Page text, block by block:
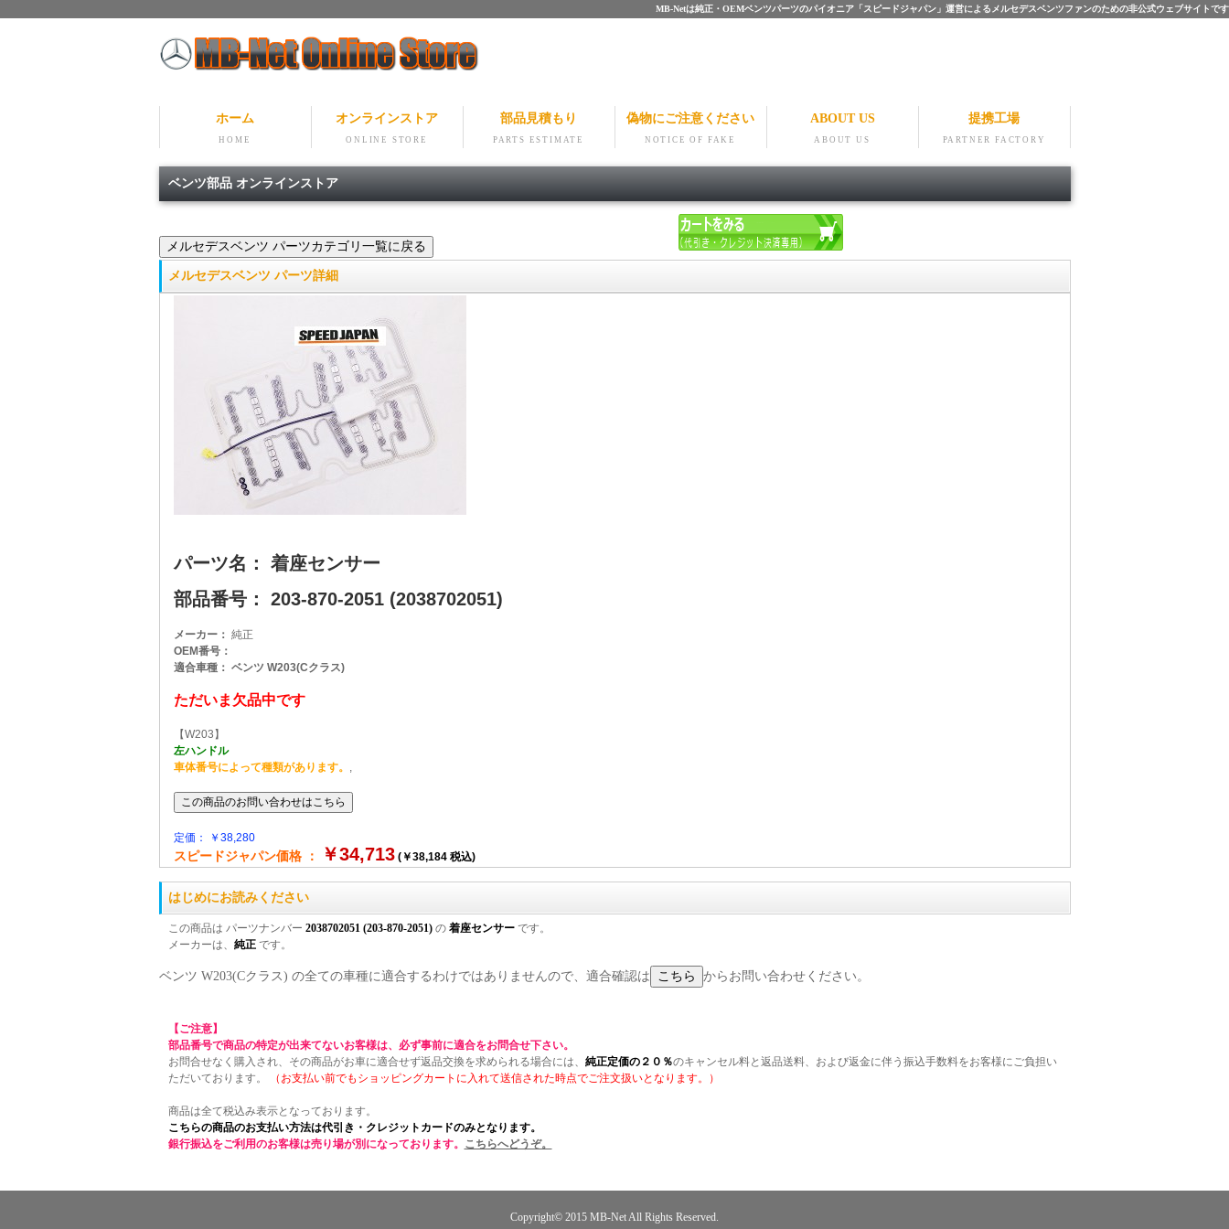
MB-Netは純正・OEMベンツパーツのパイオニア「スピードジャパン」運営によるメルセデスベンツファンのための非公式ウェブサイトです
ホーム
HOME
オンラインストア
ONLINE STORE
部品見積もり
PARTS ESTIMATE
偽物にご注意ください
NOTICE OF FAKE
ABOUT US
ABOUT US
提携工場
PARTNER FACTORY
ベンツ部品 オンラインストア
メルセデスベンツ パーツ詳細
パーツ名： 着座センサー
部品番号： 203-870-2051 (2038702051)
メーカー： 純正
OEM番号：
適合車種： ベンツ W203(Cクラス)
ただいま欠品中です
【W203】
左ハンドル
車体番号によって種類があります。 ,
定価： ￥38,280
スピードジャパン価格 ： ￥34,713(￥38,184 税込)
はじめにお読みください
この商品は パーツナンバー 2038702051 (203-870-2051)の 着座センサーです。
メーカーは、 純正です。
ベンツ W203(Cクラス) の全ての車種に適合するわけではありませんので、適合確認は からお問い合わせください。
【ご注意】
部品番号で商品の特定が出来てないお客様は、必ず事前に適合をお問合せ下さい。
お問合せなく購入され、その商品がお車に適合せず返品交換を求められる場合には、 純正定価の２０％のキャンセル料と返品送料、および返金に伴う振込手数料をお客様にご負担い
ただいております。
（お支払い前でもショッピングカートに入れて送信された時点でご注文扱いとなります。）
商品は全て税込み表示となっております。
こちらの商品のお支払い方法は代引き・クレジットカードのみとなります。
銀行振込をご利用のお客様は売り場が別になっております。 こちらへどうぞ。
Copyright© 2015 MB-NetAll Rights Reserved.